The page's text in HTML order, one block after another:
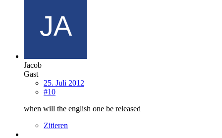
Jacob
Gast
25. Juli 2012
#10
when will the english one be released
Zitieren